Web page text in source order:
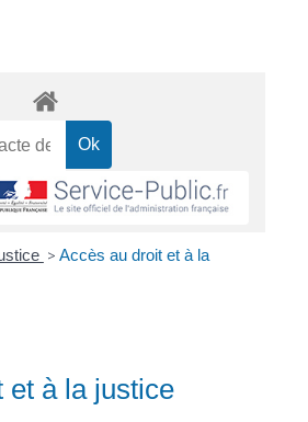
> Accès au droit et à la
et à la justice